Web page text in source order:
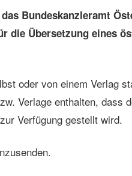
Bundeskanzleramt
die Übersetzung eines
oder von einem Verlag
Verlage enthalten, dass
Verfügung gestellt wird.